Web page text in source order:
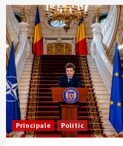
Principale Politic